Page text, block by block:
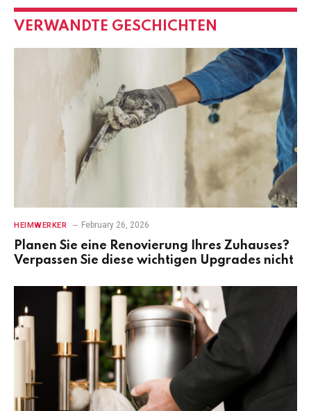
VERWANDTE GESCHICHTEN
HEIMWERKER February 26, 2026
Planen Sie eine Renovierung Ihres Zuhauses?
Verpassen Sie diese wichtigen Upgrades nicht